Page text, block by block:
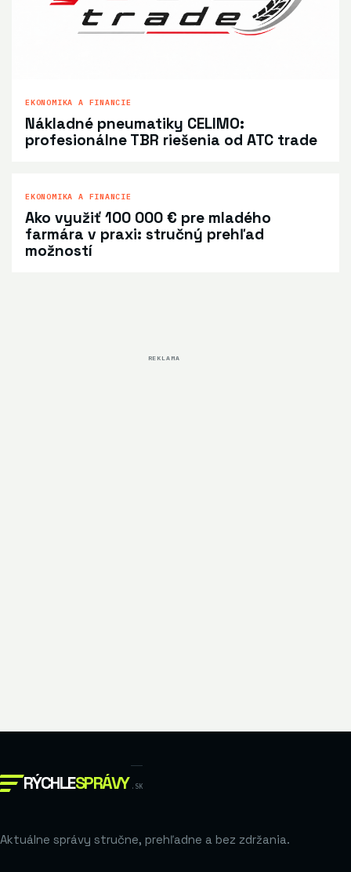
EKONOMIKA A FINANCIE
Nákladné pneumatiky CELIMO:
profesionálne TBR riešenia od ATC trade
EKONOMIKA A FINANCIE
Ako využiť 100 000 € pre mladého
farmára v praxi: stručný prehľad
možností
REKLAMA
RÝCHLESPRÁVY .SK
Aktuálne správy stručne, prehľadne a bez zdržania.